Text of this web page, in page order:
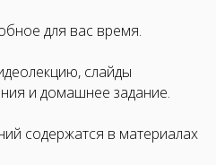
для вас время.
слайды
и домашнее задание.
содержатся в материалах